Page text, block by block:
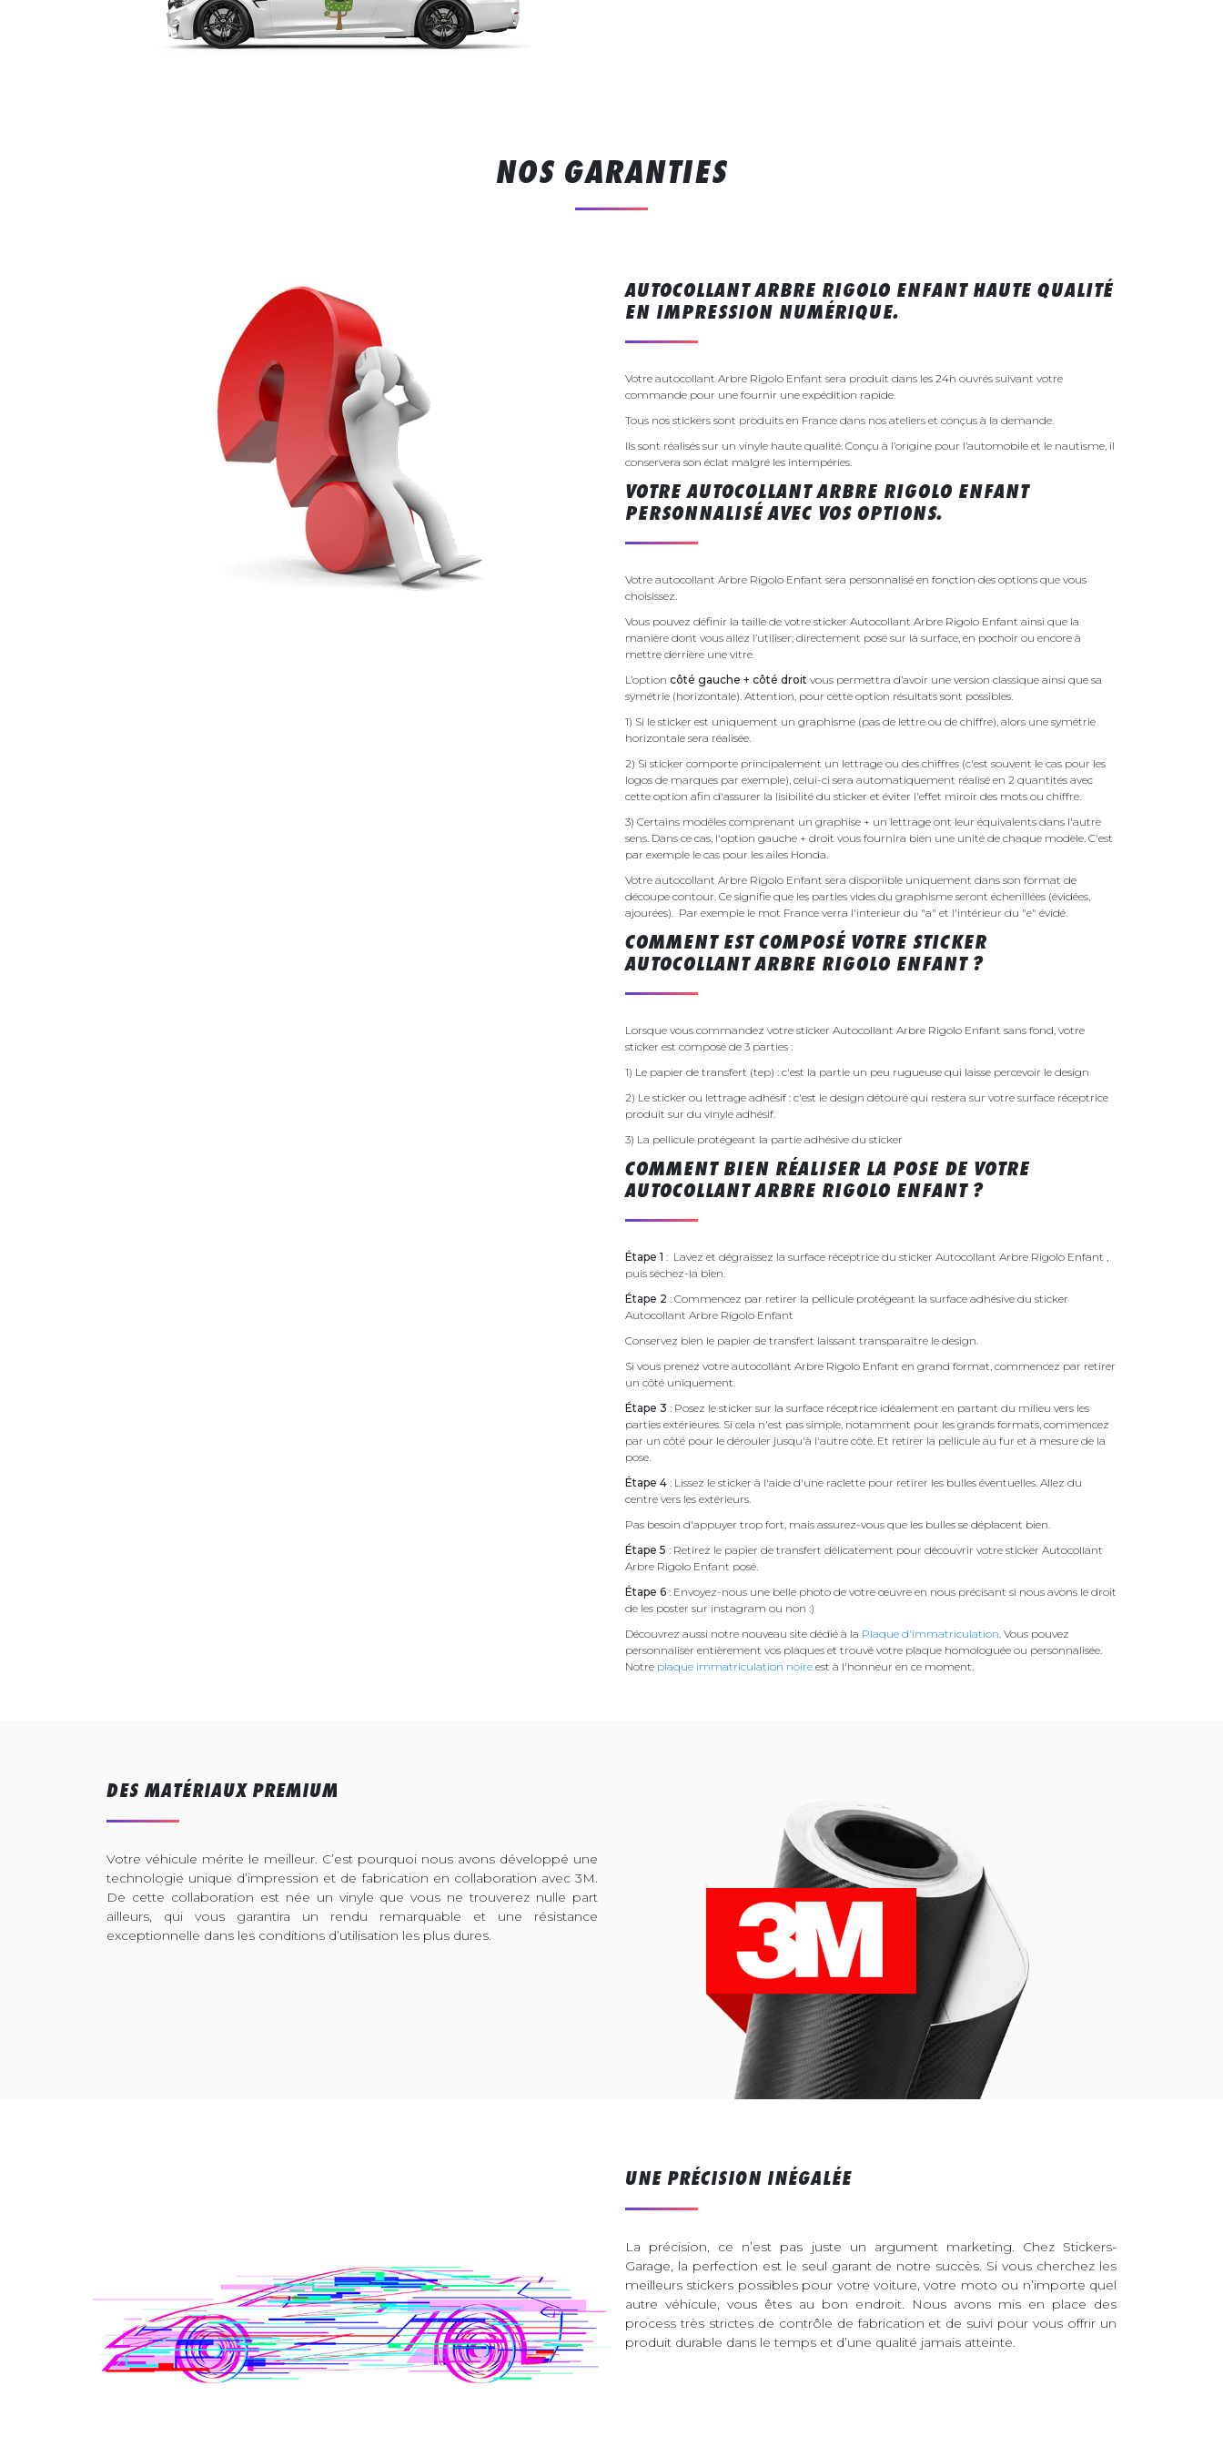
NOS GARANTIES
AUTOCOLLANT ARBRE RIGOLO ENFANT HAUTE QUALITÉ
EN IMPRESSION NUMÉRIQUE.
Votre autocollant Arbre Rigolo Enfant sera produit dans les 24h ouvrés suivant votre
commande pour une fournir une expédition rapide.
Tous nos stickers sont produits en France dans nos ateliers et conçus à la demande.
Ils sont réalisés sur un vinyle haute qualité. Conçu à l’origine pour l’automobile et le nautisme, il
conservera son éclat malgré les intempéries.
VOTRE AUTOCOLLANT ARBRE RIGOLO ENFANT
PERSONNALISÉ AVEC VOS OPTIONS.
Votre autocollant Arbre Rigolo Enfant sera personnalisé en fonction des options que vous
choisissez.
Vous pouvez définir la taille de votre sticker Autocollant Arbre Rigolo Enfant ainsi que la
manière dont vous allez l’utiliser; directement posé sur la surface, en pochoir ou encore à
mettre derrière une vitre.
L’option côté gauche + côté droit vous permettra d’avoir une version classique ainsi que sa
symétrie (horizontale). Attention, pour cette option résultats sont possibles.
1) Si le sticker est uniquement un graphisme (pas de lettre ou de chiffre), alors une symétrie
horizontale sera réalisée.
2) Si sticker comporte principalement un lettrage ou des chiffres (c'est souvent le cas pour les
logos de marques par exemple), celui-ci sera automatiquement réalisé en 2 quantités avec
cette option afin d'assurer la lisibilité du sticker et éviter l'effet miroir des mots ou chiffre.
3) Certains modèles comprenant un graphise + un lettrage ont leur équivalents dans l'autre
sens. Dans ce cas, l'option gauche + droit vous fournira bien une unité de chaque modèle. C'est
par exemple le cas pour les ailes Honda.
Votre autocollant Arbre Rigolo Enfant sera disponible uniquement dans son format de
découpe contour. Ce signifie que les parties vides du graphisme seront échenillées (évidées,
ajourées). Par exemple le mot France verra l'interieur du "a" et l'intérieur du "e" évidé.
COMMENT EST COMPOSÉ VOTRE STICKER
AUTOCOLLANT ARBRE RIGOLO ENFANT ?
Lorsque vous commandez votre sticker Autocollant Arbre Rigolo Enfant sans fond, votre
sticker est composé de 3 parties :
1) Le papier de transfert (tep) : c'est la partie un peu rugueuse qui laisse percevoir le design
2) Le sticker ou lettrage adhésif : c'est le design détouré qui restera sur votre surface réceptrice
produit sur du vinyle adhésif.
3) La pellicule protégeant la partie adhésive du sticker
COMMENT BIEN RÉALISER LA POSE DE VOTRE
AUTOCOLLANT ARBRE RIGOLO ENFANT ?
Étape 1 : Lavez et dégraissez la surface réceptrice du sticker Autocollant Arbre Rigolo Enfant ,
puis séchez-la bien.
Étape 2 : Commencez par retirer la pellicule protégeant la surface adhésive du sticker
Autocollant Arbre Rigolo Enfant
Conservez bien le papier de transfert laissant transparaître le design.
Si vous prenez votre autocollant Arbre Rigolo Enfant en grand format, commencez par retirer
un côté uniquement.
Étape 3 : Posez le sticker sur la surface réceptrice idéalement en partant du milieu vers les
parties extérieures. Si cela n'est pas simple, notamment pour les grands formats, commencez
par un côté pour le dérouler jusqu'à l'autre côté. Et retirer la pellicule au fur et à mesure de la
pose.
Étape 4 : Lissez le sticker à l'aide d'une raclette pour retirer les bulles éventuelles. Allez du
centre vers les extérieurs.
Pas besoin d'appuyer trop fort, mais assurez-vous que les bulles se déplacent bien.
Étape 5 : Retirez le papier de transfert délicatement pour découvrir votre sticker Autocollant
Arbre Rigolo Enfant posé.
Étape 6 : Envoyez-nous une belle photo de votre œuvre en nous précisant si nous avons le droit
de les poster sur instagram ou non :)
Découvrez aussi notre nouveau site dédié à la Plaque d'immatriculation . Vous pouvez
personnaliser entièrement vos plaques et trouvé votre plaque homologuée ou personnalisée.
Notre plaque immatriculation noire est à l'honneur en ce moment.
DES MATÉRIAUX PREMIUM
Votre véhicule mérite le meilleur. C’est pourquoi nous avons développé une
technologie unique d’impression et de fabrication en collaboration avec 3M.
De cette collaboration est née un vinyle que vous ne trouverez nulle part
ailleurs, qui vous garantira un rendu remarquable et une résistance
exceptionnelle dans les conditions d’utilisation les plus dures.
UNE PRÉCISION INÉGALÉE
La précision, ce n’est pas juste un argument marketing. Chez Stickers-
Garage, la perfection est le seul garant de notre succès. Si vous cherchez les
meilleurs stickers possibles pour votre voiture, votre moto ou n’importe quel
autre véhicule, vous êtes au bon endroit. Nous avons mis en place des
process très strictes de contrôle de fabrication et de suivi pour vous offrir un
produit durable dans le temps et d’une qualité jamais atteinte.